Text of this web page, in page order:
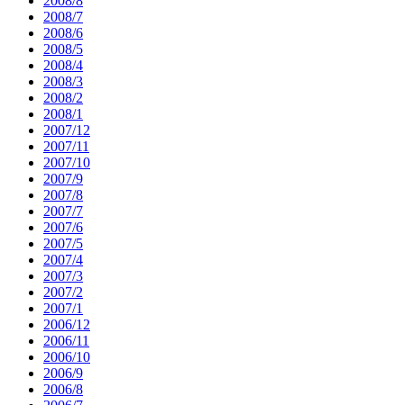
2008/7
2008/6
2008/5
2008/4
2008/3
2008/2
2008/1
2007/12
2007/11
2007/10
2007/9
2007/8
2007/7
2007/6
2007/5
2007/4
2007/3
2007/2
2007/1
2006/12
2006/11
2006/10
2006/9
2006/8